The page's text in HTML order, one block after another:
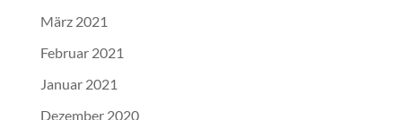
März 2021
Februar 2021
Januar 2021
Dezember 2020